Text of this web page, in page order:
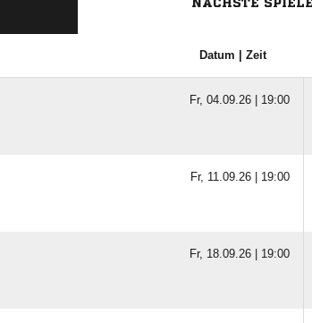
NÄCHSTE SPIELE
Datum | Zeit
Fr, 04.09.26 | 19:00
Fr, 11.09.26 | 19:00
Fr, 18.09.26 | 19:00